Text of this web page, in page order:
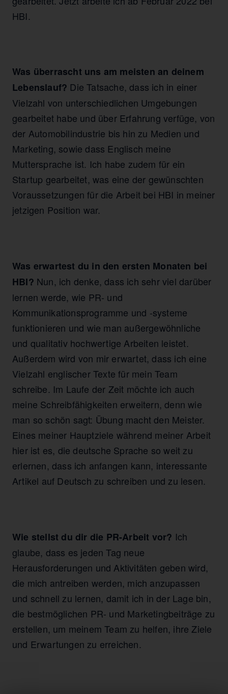
HBI.
Was überrascht uns am meisten an deinem
Lebenslauf? Die Tatsache, dass ich in einer
Vielzahl von unterschiedlichen Umgebungen
gearbeitet habe und über Erfahrung verfüge, von
der Automobilindustrie bis hin zu Medien und
Marketing, sowie dass Englisch meine
Muttersprache ist. Ich habe zudem für ein
Startup gearbeitet, was eine der gewünschten
Voraussetzungen für die Arbeit bei HBI in meiner
jetzigen Position war.
Was erwartest du in den ersten Monaten bei
HBI? Nun, ich denke, dass ich sehr viel darüber
lernen werde, wie PR- und
Kommunikationsprogramme und -systeme
funktionieren und wie man außergewöhnliche
und qualitativ hochwertige Arbeiten leistet.
Außerdem wird von mir erwartet, dass ich eine
Vielzahl englischer Texte für mein Team
schreibe. Im Laufe der Zeit möchte ich auch
meine Schreibfähigkeiten erweitern, denn wie
man so schön sagt: Übung macht den Meister.
Eines meiner Hauptziele während meiner Arbeit
hier ist es, die deutsche Sprache so weit zu
erlernen, dass ich anfangen kann, interessante
Artikel auf Deutsch zu schreiben und zu lesen.
Wie stellst du dir die PR-Arbeit vor? Ich
glaube, dass es jeden Tag neue
Herausforderungen und Aktivitäten geben wird,
die mich antreiben werden, mich anzupassen
und schnell zu lernen, damit ich in der Lage bin,
die bestmöglichen PR- und Marketingbeiträge zu
erstellen, um meinem Team zu helfen, ihre Ziele
und Erwartungen zu erreichen.